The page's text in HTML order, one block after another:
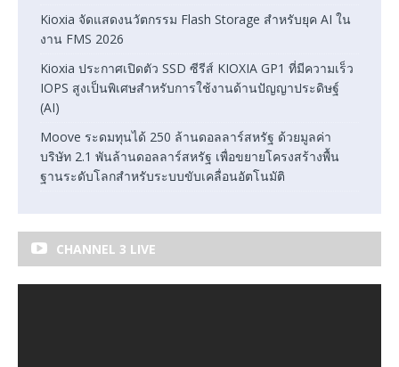
Kioxia จัดแสดงนวัตกรรม Flash Storage สำหรับยุค AI ใน
งาน FMS 2026
Kioxia ประกาศเปิดตัว SSD ซีรีส์ KIOXIA GP1 ที่มีความเร็ว
IOPS สูงเป็นพิเศษสำหรับการใช้งานด้านปัญญาประดิษฐ์
(AI)
Moove ระดมทุนได้ 250 ล้านดอลลาร์สหรัฐ ด้วยมูลค่า
บริษัท 2.1 พันล้านดอลลาร์สหรัฐ เพื่อขยายโครงสร้างพื้น
ฐานระดับโลกสำหรับระบบขับเคลื่อนอัตโนมัติ
CHANNEL 3 LIVE